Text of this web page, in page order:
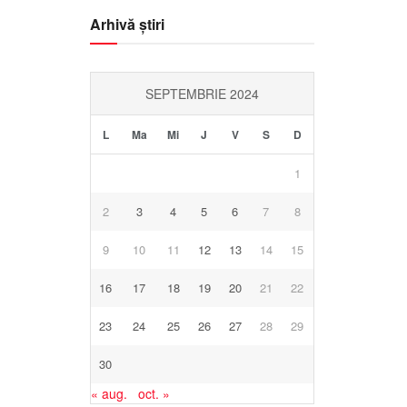
Arhivă știri
SEPTEMBRIE 2024
L Ma Mi J V S D
1
2 3 4 5 6 7 8
9 10 11 12 13 14 15
16 17 18 19 20 21 22
23 24 25 26 27 28 29
30
« aug. oct. »